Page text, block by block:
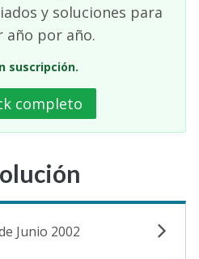
y soluciones para
año por año.
suscripción.
completo
Junio 2002